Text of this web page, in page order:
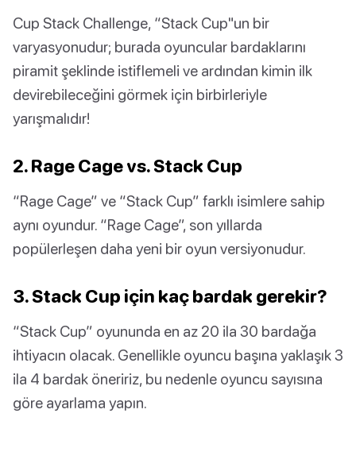
Cup Stack Challenge, “Stack Cup"un bir
varyasyonudur; burada oyuncular bardaklarını
piramit şeklinde istiflemeli ve ardından kimin ilk
devirebileceğini görmek için birbirleriyle
yarışmalıdır!
2. Rage Cage vs. Stack Cup
“Rage Cage” ve “Stack Cup” farklı isimlere sahip
aynı oyundur. “Rage Cage”, son yıllarda
popülerleşen daha yeni bir oyun versiyonudur.
3. Stack Cup için kaç bardak gerekir?
“Stack Cup” oyununda en az 20 ila 30 bardağa
ihtiyacın olacak. Genellikle oyuncu başına yaklaşık 3
ila 4 bardak öneririz, bu nedenle oyuncu sayısına
göre ayarlama yapın.